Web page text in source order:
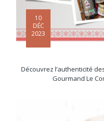
10
DÉC
2023
Découvrez l’authenticité
Gourmand Le